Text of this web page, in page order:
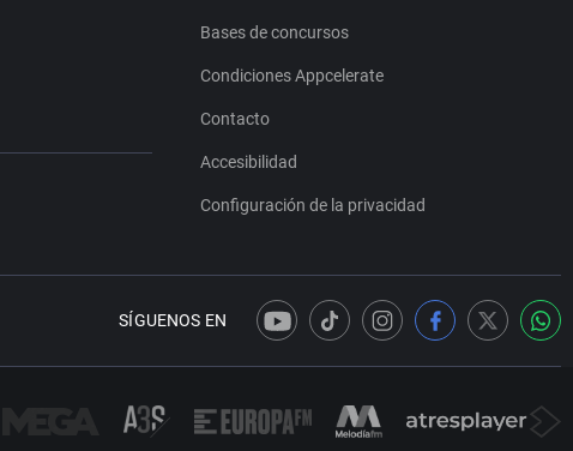
Bases de concursos
Condiciones Appcelerate
Contacto
Accesibilidad
Configuración de la privacidad
SÍGUENOS EN